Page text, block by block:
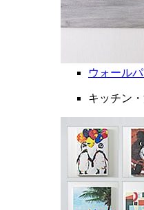
ウォール
キッチン